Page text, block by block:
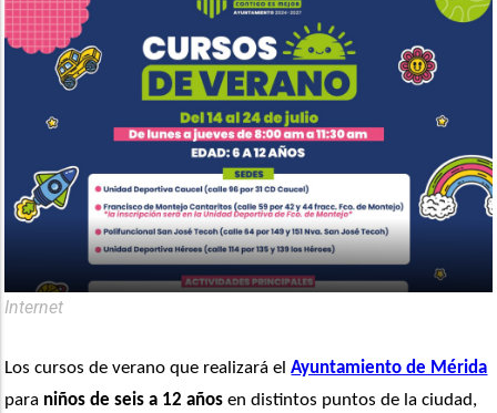
Internet
Los cursos de verano que realizará el Ayuntamiento de Mérida
para niños de seis a 12 años en distintos puntos de la ciudad,